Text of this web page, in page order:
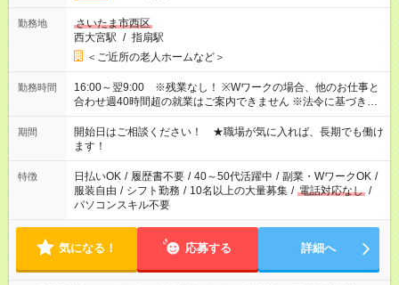
勤務地
さいたま市西区
西大宮駅 / 指扇駅
＜ご近所の老人ホームなど＞
勤務時間
16:00～翌9:00 ※残業なし！ ※Wワークの場合、他のお仕事と
合わせ週40時間超の就業はご案内できません ※法令に基づき、
週20時間以上勤務は社会保険への加入対象となります ※労働者
派遣法（日雇い派遣の原則禁止）により、短時間・短期間の就
業はご案内が難しい場合があります
期間
開始日はご相談ください！ ★職場が気に入れば、長期でも働け
ます！
特徴 日払いOK / 履歴書不要 / 40～50代活躍中 / 副業・WワークOK /
服装自由 / シフト勤務 / 10名以上の大量募集 / 電話対応なし /
パソコンスキル不要
気になる！ 応募する 詳細へ